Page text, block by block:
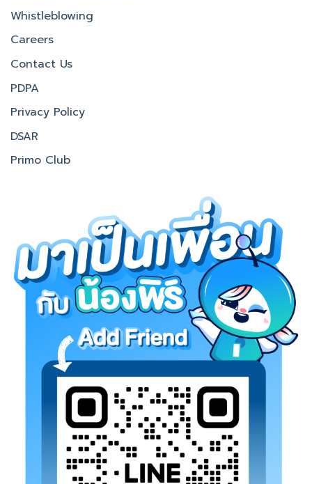
Whistleblowing
Careers
Contact Us
PDPA
Privacy Policy
DSAR
Primo Club